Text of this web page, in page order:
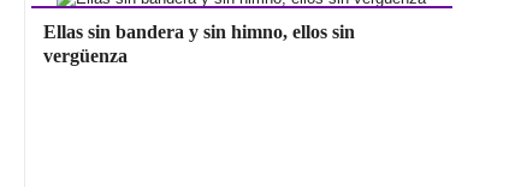
Ellas sin bandera y sin himno, ellos sin
vergüenza